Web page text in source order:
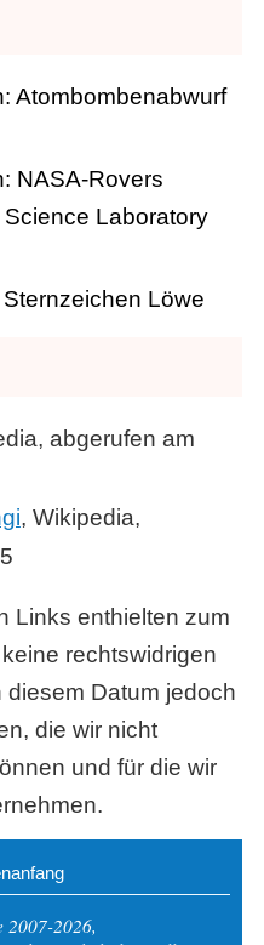
Atombombenabwurf
NASA-Rovers
Laboratory
Löwe
abgerufen am
, Wikipedia,
Links enthielten zum
rechtswidrigen
Datum jedoch
die wir nicht
und für die wir
2007-2026,